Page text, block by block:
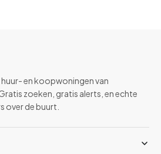
en koopwoningen van
zoeken, gratis alerts, en echte
over de buurt.